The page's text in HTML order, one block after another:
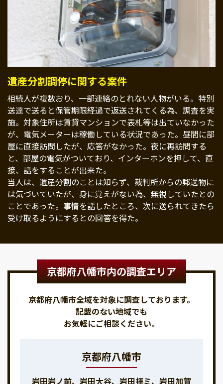
遺産分割調停に関する案件
相続人が複数おり、一部連絡のとれない人物がいる。特別
送達で送ると保管期限経過で返送されてくる為、調査を実
施。対象住所は賃貸マンションで表札等は出ていなかった
が、電気メーターは稼働している状況であった。昼間に部
屋に直接訪問したが、応答がなかった。夜に再訪問する
と、部屋の電気がついており、インターホンを押して、直
接、話をすることが出来た。
当人は、遺産分割のことは知らず、裁判所からの郵送物に
は気づいていたが、身に覚えがない為、無視していたとの
ことであった。事情を話したところ、次に送られてきたら
受け取るようにするとの回答を得た。
京都府八幡市内の調査エリア
京都府八幡市全域を対象に調査しております。
記載のない地域でも
お気軽にご相談ください。
京都府八幡市
岩田岩ノ前、岩田大谷、岩田拝ミ、岩田加賀